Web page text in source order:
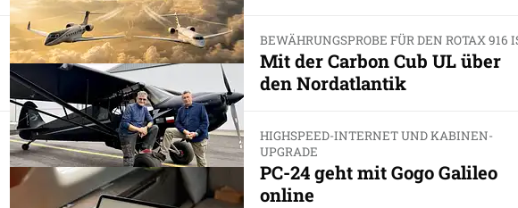
BEWÄHRUNGSPROBE FÜR DEN ROTAX 916
Mit der Carbon Cub UL über
den Nordatlantik
HIGHSPEED-INTERNET UND KABINEN-
UPGRADE
PC-24 geht mit Gogo Galileo
online